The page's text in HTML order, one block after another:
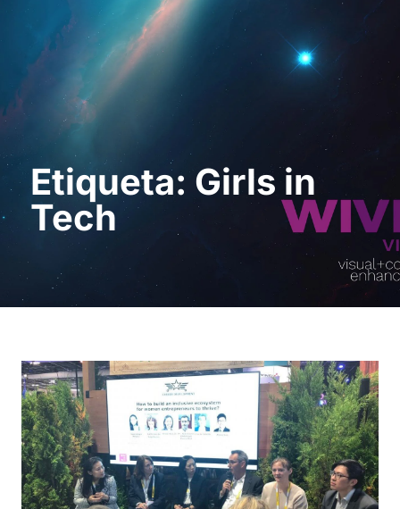
demostració
Etiqueta: Girls in
Tech